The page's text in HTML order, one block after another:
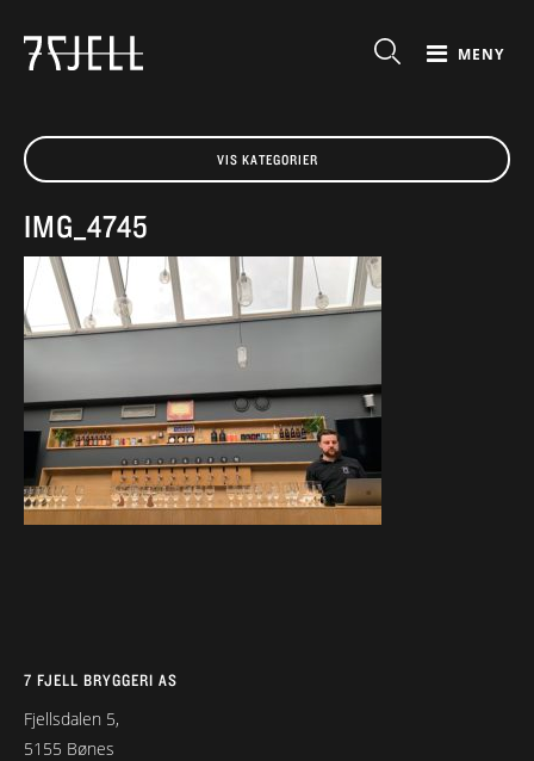
MENY
VIS KATEGORIER
IMG_4745
7 FJELL BRYGGERI AS
Fjellsdalen 5,
5155 Bønes